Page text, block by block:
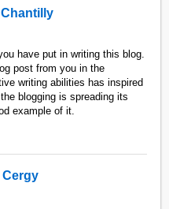
have put in writing this blog.
post from you in the
writing abilities has inspired
blogging is spreading its
example of it.
Cergy